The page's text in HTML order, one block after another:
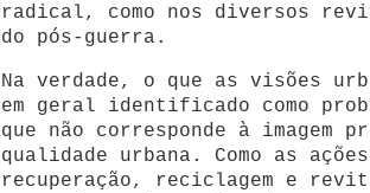
radical, como nos diversos
do pós-guerra.
Na verdade, o que as visões
em geral identificado como
que não corresponde à imagem
qualidade urbana. Como as
recuperação, reciclagem e